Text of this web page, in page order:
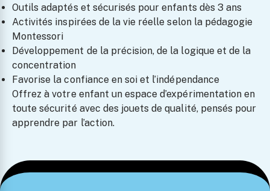
Outils adaptés et sécurisés pour enfants dès 3 ans
Activités inspirées de la vie réelle selon la pédagogie
Montessori
Développement de la précision, de la logique et de la
concentration
Favorise la confiance en soi et l’indépendance
Offrez à votre enfant un espace d’expérimentation en
toute sécurité avec des jouets de qualité, pensés pour
apprendre par l’action.